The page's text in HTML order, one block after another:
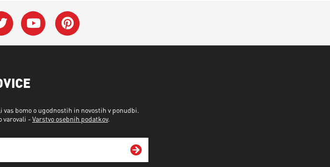
bomo o ugodnostih in novostih v ponudbi.
varovali - Varstvo osebnih podatkov.